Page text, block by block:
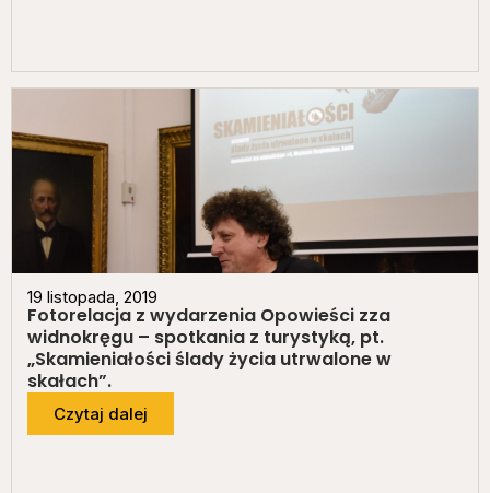
19 listopada, 2019
Fotorelacja z wydarzenia Opowieści zza
widnokręgu – spotkania z turystyką, pt.
„Skamieniałości ślady życia utrwalone w
skałach”.
Czytaj dalej